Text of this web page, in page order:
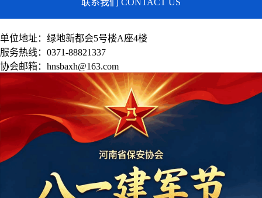
单位地址：绿地新都会5号楼A座4楼
服务热线：0371-88821337
协会邮箱：hnsbaxh@163.com